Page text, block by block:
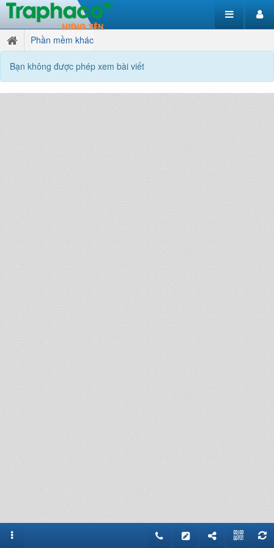
Phần mềm khác
Bạn không được phép xem bài viết